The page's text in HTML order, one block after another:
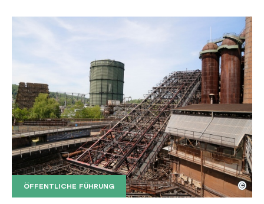
ÖFFENTLICHE FÜHRUNG
Der Erzschrägaufzug der Völklinger Hütte mit
Copyright: Weltkulturerbe Völklinger Hütte | Karl
©